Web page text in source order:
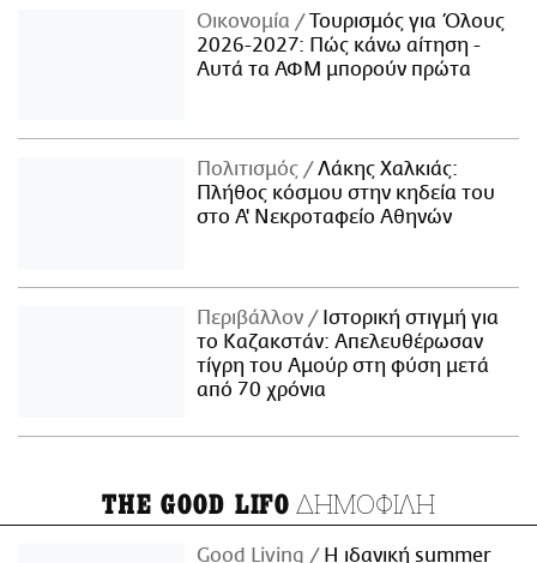
Οικονομία
Τουρισμός για Όλους
2026-2027: Πώς κάνω αίτηση -
Αυτά τα ΑΦΜ μπορούν πρώτα
Πολιτισμός
Λάκης Χαλκιάς:
Πλήθος κόσμου στην κηδεία του
στο Α' Νεκροταφείο Αθηνών
Περιβάλλον
Ιστορική στιγμή για
το Καζακστάν: Απελευθέρωσαν
τίγρη του Αμούρ στη φύση μετά
από 70 χρόνια
THE GOOD LIFO ΔΗΜΟΦΙΛΗ
Good Living
Η ιδανική summer